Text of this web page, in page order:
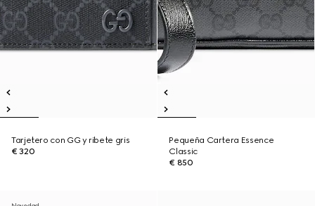
Tarjetero con GG y ribete gris
€ 320
Pequeña Cartera Essence
Classic
€ 850